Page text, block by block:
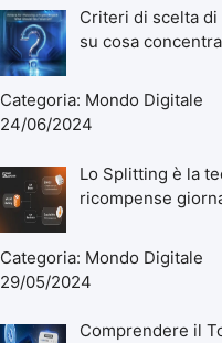
Criteri di scelta
su cosa
Categoria: Mondo Digitale
24/06/2024
Lo Splitting è la
ricompense
Categoria: Mondo Digitale
29/05/2024
Comprendere il